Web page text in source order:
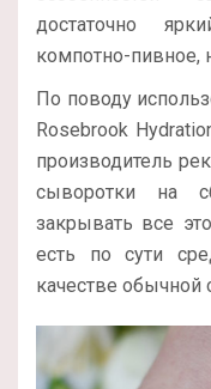
достаточно
компотно-пивное,
По поводу
Rosebrook
производитель
сыворотки на
закрывать все
есть по сути
качестве обычной